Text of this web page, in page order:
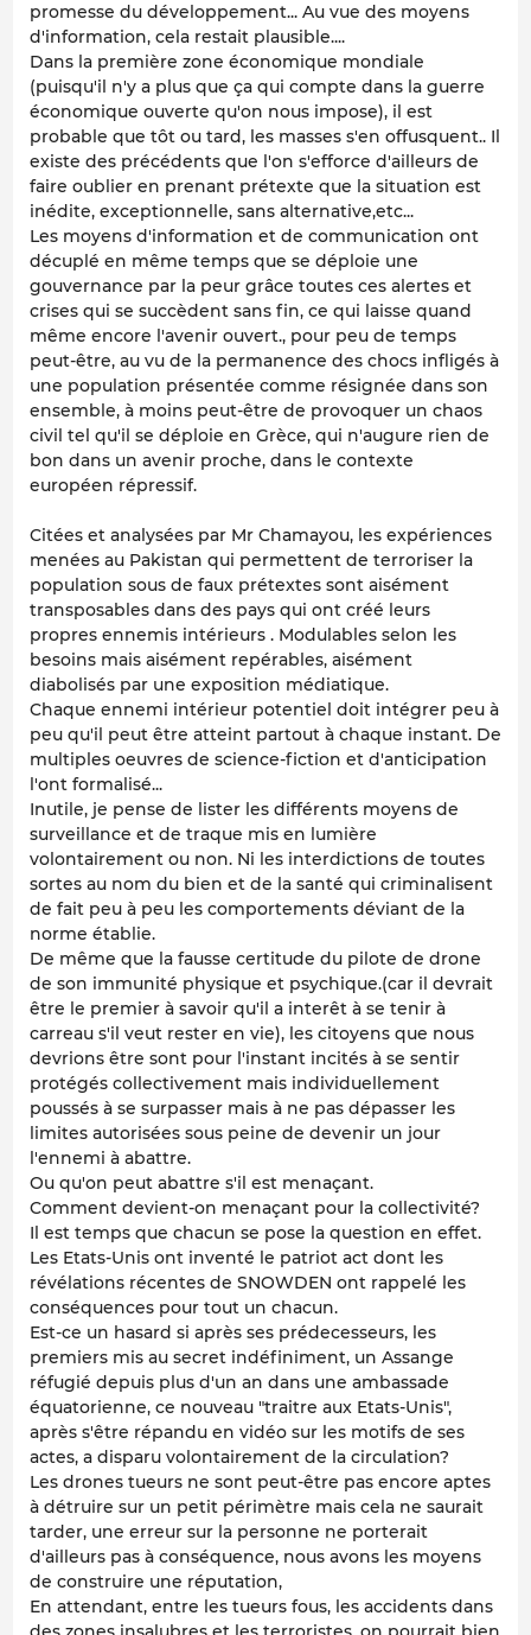
promesse du développement... Au vue des moyens
d'information, cela restait plausible....
Dans la première zone économique mondiale
(puisqu'il n'y a plus que ça qui compte dans la guerre
économique ouverte qu'on nous impose), il est
probable que tôt ou tard, les masses s'en offusquent.. Il
existe des précédents que l'on s'efforce d'ailleurs de
faire oublier en prenant prétexte que la situation est
inédite, exceptionnelle, sans alternative,etc...
Les moyens d'information et de communication ont
décuplé en même temps que se déploie une
gouvernance par la peur grâce toutes ces alertes et
crises qui se succèdent sans fin, ce qui laisse quand
même encore l'avenir ouvert., pour peu de temps
peut-être, au vu de la permanence des chocs infligés à
une population présentée comme résignée dans son
ensemble, à moins peut-être de provoquer un chaos
civil tel qu'il se déploie en Grèce, qui n'augure rien de
bon dans un avenir proche, dans le contexte
européen répressif.
Citées et analysées par Mr Chamayou, les expériences
menées au Pakistan qui permettent de terroriser la
population sous de faux prétextes sont aisément
transposables dans des pays qui ont créé leurs
propres ennemis intérieurs . Modulables selon les
besoins mais aisément repérables, aisément
diabolisés par une exposition médiatique.
Chaque ennemi intérieur potentiel doit intégrer peu à
peu qu'il peut être atteint partout à chaque instant. De
multiples oeuvres de science-fiction et d'anticipation
l'ont formalisé...
Inutile, je pense de lister les différents moyens de
surveillance et de traque mis en lumière
volontairement ou non. Ni les interdictions de toutes
sortes au nom du bien et de la santé qui criminalisent
de fait peu à peu les comportements déviant de la
norme établie.
De même que la fausse certitude du pilote de drone
de son immunité physique et psychique.(car il devrait
être le premier à savoir qu'il a interêt à se tenir à
carreau s'il veut rester en vie), les citoyens que nous
devrions être sont pour l'instant incités à se sentir
protégés collectivement mais individuellement
poussés à se surpasser mais à ne pas dépasser les
limites autorisées sous peine de devenir un jour
l'ennemi à abattre.
Ou qu'on peut abattre s'il est menaçant.
Comment devient-on menaçant pour la collectivité?
Il est temps que chacun se pose la question en effet.
Les Etats-Unis ont inventé le patriot act dont les
révélations récentes de SNOWDEN ont rappelé les
conséquences pour tout un chacun.
Est-ce un hasard si après ses prédecesseurs, les
premiers mis au secret indéfiniment, un Assange
réfugié depuis plus d'un an dans une ambassade
équatorienne, ce nouveau "traitre aux Etats-Unis",
après s'être répandu en vidéo sur les motifs de ses
actes, a disparu volontairement de la circulation?
Les drones tueurs ne sont peut-être pas encore aptes
à détruire sur un petit périmètre mais cela ne saurait
tarder, une erreur sur la personne ne porterait
d'ailleurs pas à conséquence, nous avons les moyens
de construire une réputation,
En attendant, entre les tueurs fous, les accidents dans